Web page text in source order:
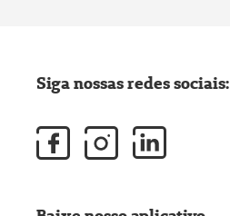
Siga nossas redes sociais: